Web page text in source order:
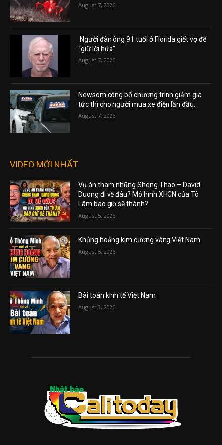
August 7, 2026
Người đàn ông 91 tuổi ở Florida giết vợ để
“giữ lời hứa”
August 7, 2026
Newsom công bố chương trình giảm giá
tức thì cho người mua xe điện lần đầu.
August 7, 2026
VIDEO MỚI NHẤT
Vụ án tham nhũng Sheng Thao – David
Duong đi về đâu? Mô hình XHCN của Tô
Lâm bao giờ sẽ thành?
August 5, 2026
Khủng hoảng kim cương vàng Việt Nam
August 5, 2026
Bài toán kinh tế Việt Nam
August 3, 2026